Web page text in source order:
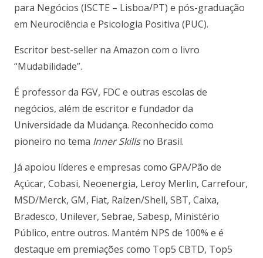
para Negócios (ISCTE – Lisboa/PT) e pós-graduação
em Neurociência e Psicologia Positiva (PUC).
Escritor best-seller na Amazon com o livro
“Mudabilidade”.
É professor da FGV, FDC e outras escolas de
negócios, além de escritor e fundador da
Universidade da Mudança. Reconhecido como
pioneiro no tema Inner Skillsno Brasil.
Já apoiou líderes e empresas como GPA/Pão de
Açúcar, Cobasi, Neoenergia, Leroy Merlin, Carrefour,
MSD/Merck, GM, Fiat, Raízen/Shell, SBT, Caixa,
Bradesco, Unilever, Sebrae, Sabesp, Ministério
Público, entre outros. Mantém NPS de 100% e é
destaque em premiações como Top5 CBTD, Top5